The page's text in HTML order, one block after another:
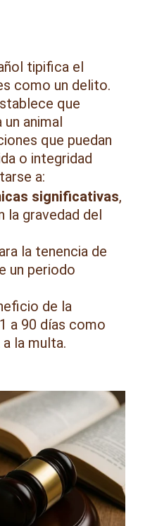
tipifica el
como un delito.
que
un animal
que puedan
o integridad
a:
significativas,
la gravedad del
la tenencia de
un periodo
de la
a 90 días como
la multa.